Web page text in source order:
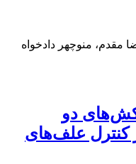
منوچهر دادخواه
دو
علف‌های